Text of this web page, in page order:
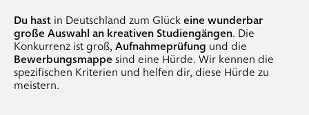
.location freiraum
.coachings
.individual-coachings
Du hast in Deutschland zum Glückeine wunderbar
große Auswahl an kreativen Studiengängen. Die
Konkurrenz ist groß, Aufnahmeprüfung und die
Bewerbungsmappe sind eine Hürde. Wir kennen die
spezifischen Kriterien und helfen dir, diese Hürde zu
meistern.